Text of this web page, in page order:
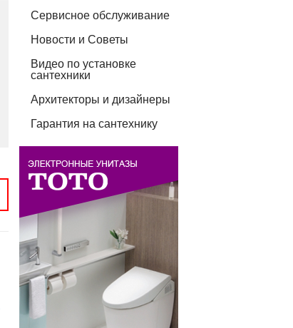
Сервисное обслуживание
Новости и Советы
Видео по установке
сантехники
Архитекторы и дизайнеры
Гарантия на сантехнику